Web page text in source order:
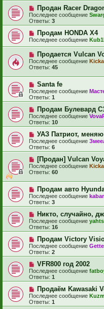
Продан Racer
Последнее сообщение
Ответы: 3
Продам HONDA X4
Последнее сообщение
Продается Vulcan
Последнее сообщение
Ответы: 45
Santa fe
Последнее сообщение
Ответы: 1
Продам Булевард
Последнее сообщение
Ответы: 10
УАЗ Патриот, меняю
Последнее сообщение
Ответы: 6
[Продан] Vulcan
Последнее сообщение
Ответы: 60
Продам авто
Последнее сообщение
Ответы: 3
Никто, случайно,
Последнее сообщение
Ответы: 16
Продам Victory
Последнее сообщение
Ответы: 2
VFR800 год 2002
Последнее сообщение
Ответы: 1
Продаём Kawasaki
Последнее сообщение
Ответы: 1